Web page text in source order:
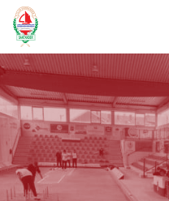
Saltar
al
contenido
principal